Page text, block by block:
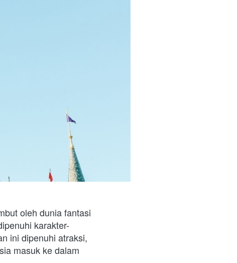
oleh dunia fantasi
karakter-
ini dipenuhi atraksi,
masuk ke dalam